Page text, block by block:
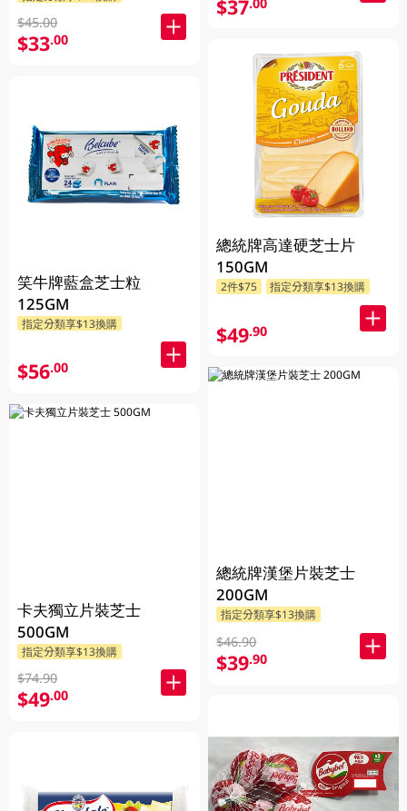
$45.00
$33.00
笑牛牌藍盒芝士粒
125GM
指定分類享$13換購
$56.00
卡夫獨立片裝芝士
500GM
指定分類享$13換購
$74.90
$49.00
$37
總統牌高達硬芝士片
150GM
2件$75 指定分類享$13換購
$49.90
總統牌漢堡片裝芝士
200GM
指定分類享$13換購
$46.90
$39.90